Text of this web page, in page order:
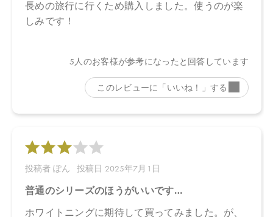
油＊、アトラスシーダー樹皮油＊、イタリアイトスギ葉／実／茎
油＊、ベルガモット果実油＊、オレンジ果皮油＊、ニオイテンジ
クアオイ油＊、ＢＧ、キシリトール、カプリリルグリコール、コ
＊オーガニック原料
■エッフェオーガニック モアブライトニング ジェルウォッシュ
水、アロエベラ液汁＊、コカミドプロピルベタイン、ココイルグ
ルタミン酸２Ｎａ、ラウリン酸ポリグリセリル－１０、プロパン
ダマスクバラ胎座培養エキス、乳酸桿菌培養溶解質、乳酸桿菌発
酵液、ケトグルタル酸、加水分解コメヌカエキス、ビサボロー
ル、トマト果実エキス、ジジフススピナクリスチ葉エキス、デュ
ナリエラサリナエキス、ミロタムヌスフラベリフォリア葉／茎エ
キス、サピンヅストリホリアツス果実エキス、シリカ、ホホバ種
子油、グリコシルトレハロース、加水分解水添デンプン、スクレ